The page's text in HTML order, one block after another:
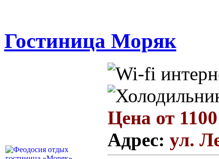
Гостиница Моряк
Цена от
Адрес: ул.